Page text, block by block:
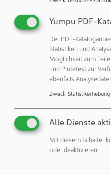
Designumsetzung zu
Durchbrüche in der
Systemebene führen“, fasst
Abteilungsleiterin bei imec
innerhalb der NanoIC-
Aufbauend auf den
P-PDK legt diese Version
PDK-Iterationen und führt in
zusätzliche fortschrittliche
Verbindungs-PDKs ein. Die
Versionen des N2 P-PDK
A7-Logik-P-PDKs, eDRAM-
Bonding, Interposer), die
Yumpu PDF-
Der PDF-
Statistiken und
Möglichkeit zum
und Pintetest zur
ebenfalls
Zweck:
Alle Dienste
Mit diesem Schalter
oder deaktivieren.